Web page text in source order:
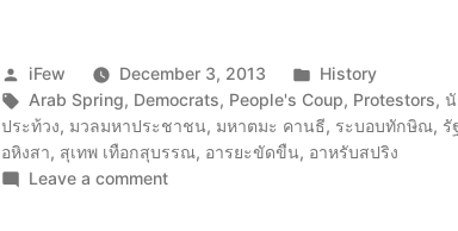
Posted
by
iFew December 3, 2013
Posted
in
History
Tags:
Arab Spring, Democrats, People's Coup, Protestors,
ประท้วง, มวลมหาประชาชน, มหาตมะ คานธี, ระบอบทักษิณ, รั
อหิงสา, สุเทพ เทือกสุบรรณ, อารยะขัดขืน, อาหรับสปริง
Leave a commenton